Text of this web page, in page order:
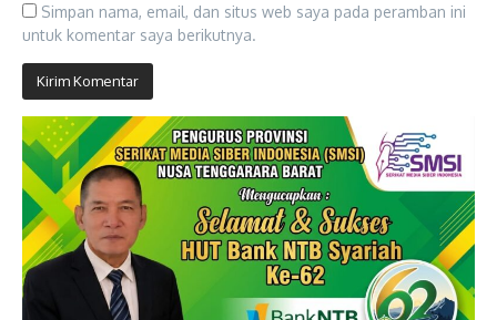
Simpan nama, email, dan situs web saya pada peramban ini
untuk komentar saya berikutnya.